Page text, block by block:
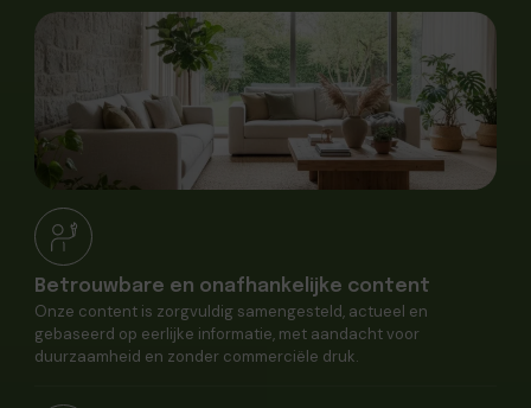
Betrouwbare en onafhankelijke content
Onze content is zorgvuldig samengesteld, actueel en
gebaseerd op eerlijke informatie, met aandacht voor
duurzaamheid en zonder commerciële druk.